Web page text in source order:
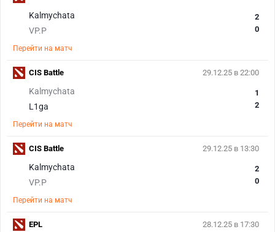
Kalmychata
VP.P
2
0
Перейти на матч
29.12.25 в 22:00
Kalmychata
L1ga
1
2
Перейти на матч
CIS Battle
29.12.25 в 13:30
Kalmychata
VP.P
2
0
Перейти на матч
CIS Battle
28.12.25 в 17:30
EPL